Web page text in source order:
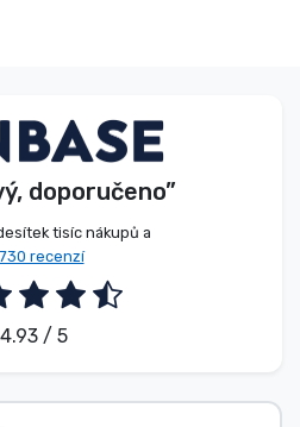
doporučeno”
tisíc nákupů a
recenzí
4.93 / 5